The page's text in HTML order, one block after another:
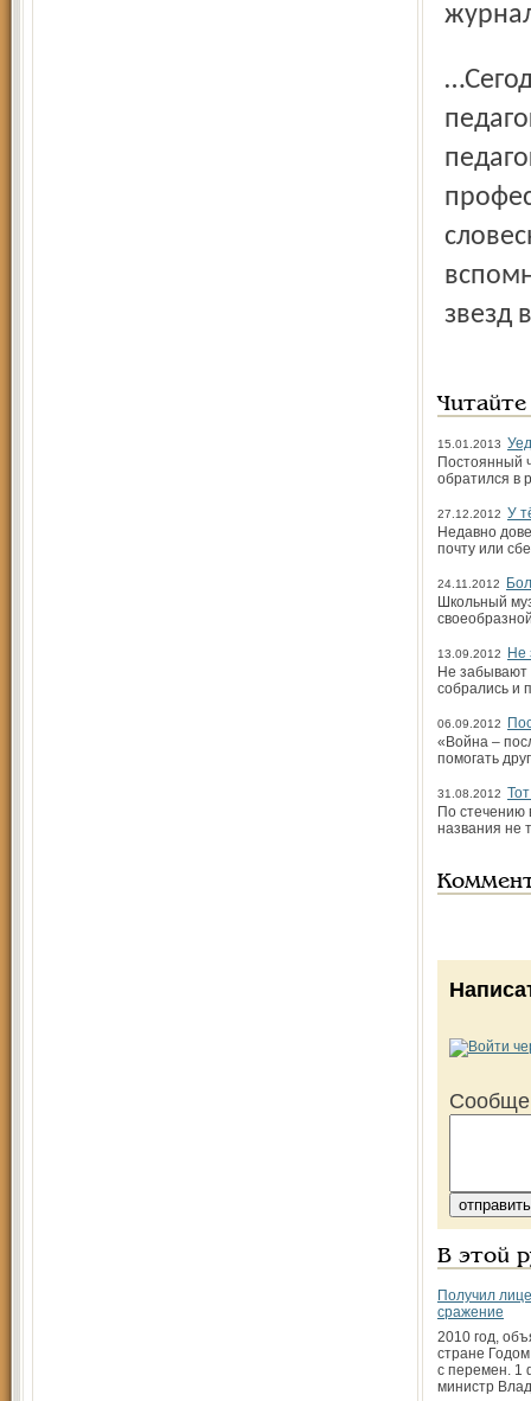
…Сегодня заведующий кафедрой культурологии
звезд
15.01.2013
Постоянный
обратился в
27.12.2012 У
Недавно
почту или
24.11.2012
Школьный
13.09.2012
Не
Не забывают
собрались и
06.09.2012
«Война –
помогать
31.08.2012
По стечению
названия не
В этой
Получил
сражение
2010 год,
стране
с перемен. 1
министр